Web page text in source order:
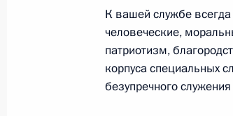
Выдержки из
с постоянными
рынка акций ОАО
23 декабря 2005 года, 12:44
К вашей службе
человеческие,
патриотизм,
корпуса специальных
безупречного служения